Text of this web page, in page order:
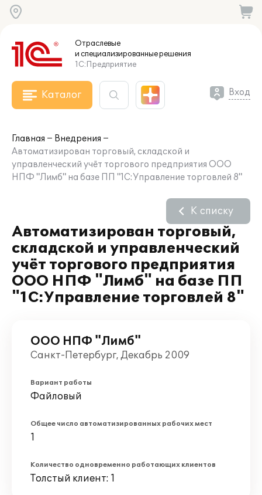
Отраслевые
и специализированныерешения
1С:Предприятие
Каталог Вход
Главная
Внедрения
Автоматизирован торговый, складской и
управленческий учёт торгового предприятия ООО
НПФ "Лимб" на базе ПП "1С:Управление торговлей 8"
Автоматизирован торговый,
складской и управленческий
учёт торгового предприятия
ООО НПФ "Лимб" на базе ПП
"1С:Управление торговлей 8"
К списку
ООО НПФ "Лимб"
Санкт-Петербург, Декабрь 2009
Вариант работы
Файловый
Общее число автоматизированных рабочих мест
1
Количество одновременно работающих клиентов
Толстый клиент: 1